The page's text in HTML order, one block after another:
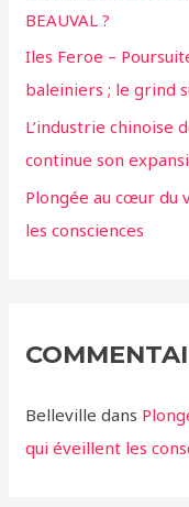
BEAUVAL ?
Iles Feroe –
baleiniers ; le grind
L’industrie chinoise
continue son
Plongée au cœur du
les consciences
Belleville dans
qui éveillent les